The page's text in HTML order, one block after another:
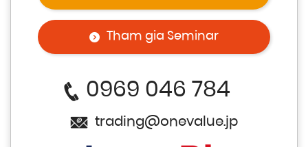
Tham gia Seminar
0969 046 784
trading@onevalue.jp